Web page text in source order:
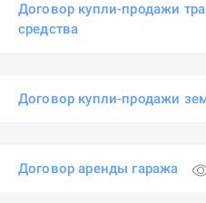
Договор купли-продажи
средства
Договор купли-продажи
Договор аренды гаража